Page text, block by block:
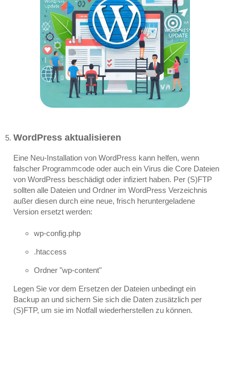
WordPress aktualisieren
Eine Neu-Installation von WordPress kann helfen, wenn
falscher Programmcode oder auch ein Virus die Core Dateien
von WordPress beschädigt oder infiziert haben. Per (S)FTP
sollten alle Dateien und Ordner im WordPress Verzeichnis
außer diesen durch eine neue, frisch heruntergeladene
Version ersetzt werden:
wp-config.php
.htaccess
Ordner "wp-content"
Legen Sie vor dem Ersetzen der Dateien unbedingt ein
Backup an und sichern Sie sich die Daten zusätzlich per
(S)FTP, um sie im Notfall wiederherstellen zu können.